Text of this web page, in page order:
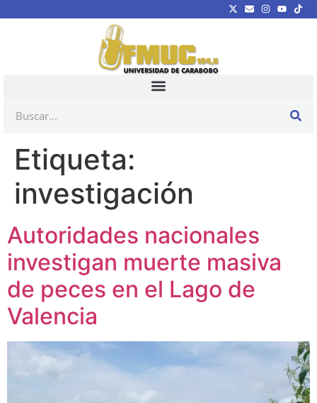
Etiqueta:
investigación
Autoridades nacionales
investigan muerte masiva
de peces en el Lago de
Valencia